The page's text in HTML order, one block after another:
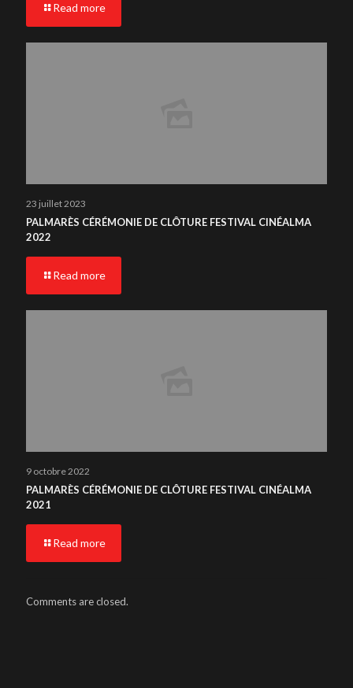
Read more
23 juillet 2023
PALMARÈS CÉRÉMONIE DE CLÔTURE FESTIVAL CINÉALMA
2022
Read more
9 octobre 2022
PALMARÈS CÉRÉMONIE DE CLÔTURE FESTIVAL CINÉALMA
2021
Read more
Comments are closed.